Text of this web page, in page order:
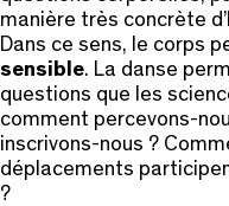
manière très concrète
Dans ce sens, le corps
sensible. La danse
questions que les
comment percevons-
inscrivons-nous ?
déplacements
?